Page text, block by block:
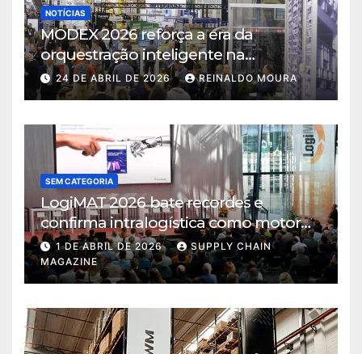
NOTÍCIAS
MODEX 2026 reforça a era da
orquestração inteligente na
intralogística
24 DE ABRIL DE 2026 REINALDO MOURA
SEM CATEGORIA
LogiMAT 2026 bate recordes e
confirma intralogística como motor
de decisão em tempos de incerteza
1 DE ABRIL DE 2026
SUPPLY CHAIN
MAGAZINE